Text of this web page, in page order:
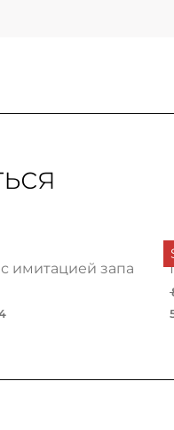
имитацией запаха